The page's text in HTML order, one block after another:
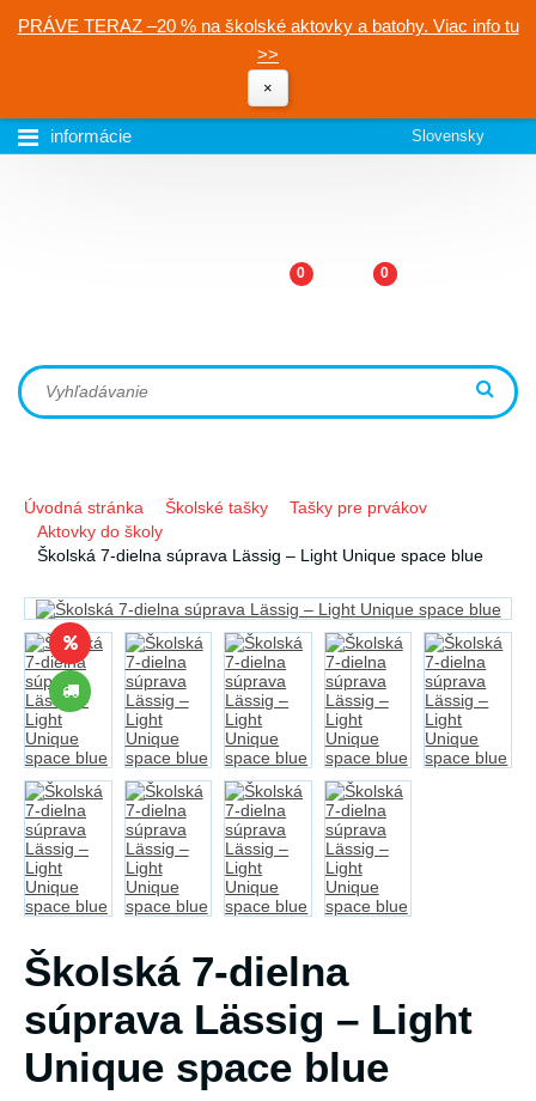
PRÁVE TERAZ –20 % na školské aktovky a batohy. Viac info tu
>>
×
informácie Slovensky
0 0
Úvodná stránka Školské tašky
Tašky pre prvákov
Aktovky do školy
Školská 7-dielna súprava Lässig – Light Unique space blue
Školská 7-dielna
súprava Lässig – Light
Unique space blue